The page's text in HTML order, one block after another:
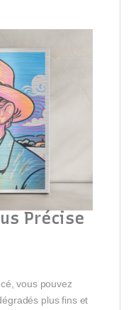
Précise
vous pouvez
plus fins et